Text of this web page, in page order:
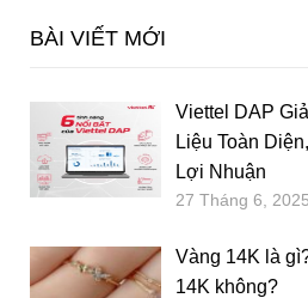
BÀI VIẾT MỚI
Viettel DAP
Liệu Toàn
Lợi Nhuận
27 Tháng 6, 2025
Vàng 14K là
14K không?